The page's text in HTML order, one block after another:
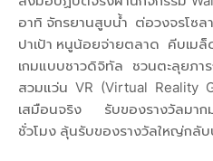
อาทิ จักรยานสูบน้ำ ต่อวงจรโซล
ปาเป้า หนูน้อยจ่ายตลาด คีบเมล็
เกมแบบชาวดิจิทัล ชวนตะลุยภา
สวมแว่น VR (Virtual Reality
เสมือนจริง รับของรางวัลมา
ชั่วโมง ลุ้นรับของรางวัลใหญ่กลับ